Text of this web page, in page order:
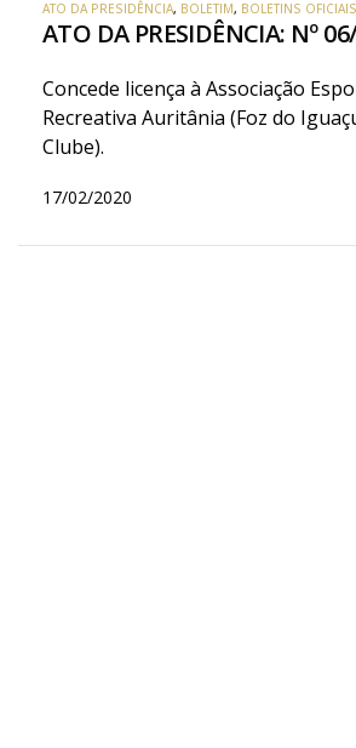
ATO DA PRESIDÊNCIA, BOLETIM, BOLETINS OFICIAIS
ATO DA PRESIDÊNCIA: Nº
Concede licença à Associação
Recreativa Auritânia (Foz do
Clube).
17/02/2020